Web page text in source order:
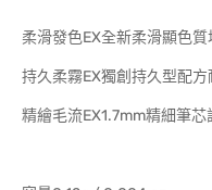
柔滑發色EX全新柔滑顯色
持久柔霧EX獨創持久型配
精繪毛流EX1.7mm精細筆